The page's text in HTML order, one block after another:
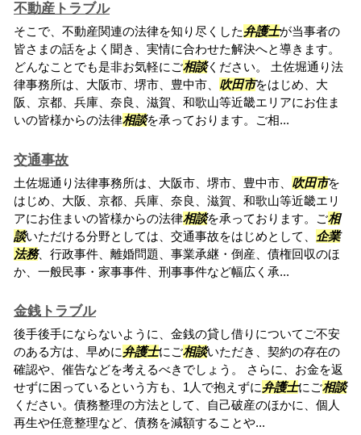
不動産トラブル
そこで、不動産関連の法律を知り尽くした弁護士が当事者の
皆さまの話をよく聞き、実情に合わせた解決へと導きます。
どんなことでも是非お気軽にご相談ください。 土佐堀通り法
律事務所は、大阪市、堺市、豊中市、 吹田市をはじめ、大
阪、京都、兵庫、奈良、滋賀、和歌山等近畿エリアにお住ま
いの皆様からの法律相談を承っております。ご相...
交通事故
土佐堀通り法律事務所は、大阪市、堺市、豊中市、 吹田市を
はじめ、大阪、京都、兵庫、奈良、滋賀、和歌山等近畿エリ
アにお住まいの皆様からの法律相談を承っております。ご相
談いただける分野としては、交通事故をはじめとして、 企業
法務、行政事件、離婚問題、事業承継・倒産、債権回収のほ
か、一般民事・家事事件、刑事事件など幅広く承...
金銭トラブル
後手後手にならないように、金銭の貸し借りについてご不安
のある方は、早めに弁護士にご相談いただき、契約の存在の
確認や、催告などを考えるべきでしょう。 さらに、お金を返
せずに困っているという方も、1人で抱えずに弁護士にご相談
ください。債務整理の方法として、自己破産のほかに、個人
再生や任意整理など、債務を減額することや...